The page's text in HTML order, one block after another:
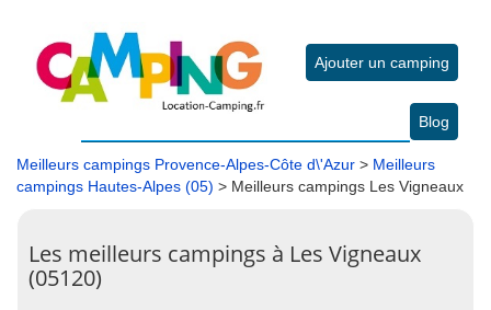
Ajouter un camping
Blog
Meilleurs campings Provence-Alpes-Côte d\'Azur > Meilleurs
campings Hautes-Alpes (05) > Meilleurs campings Les Vigneaux
Les meilleurs campings à Les Vigneaux
(05120)